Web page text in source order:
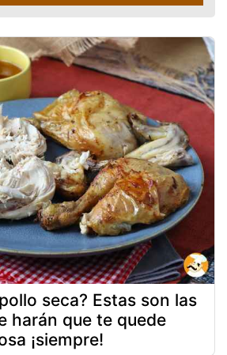
seca? Estas son las
harán que te quede
¡siempre!